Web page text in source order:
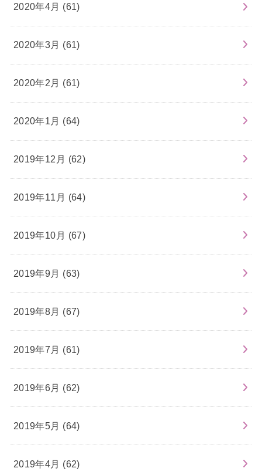
2020年4月 (61)
2020年3月 (61)
2020年2月 (61)
2020年1月 (64)
2019年12月 (62)
2019年11月 (64)
2019年10月 (67)
2019年9月 (63)
2019年8月 (67)
2019年7月 (61)
2019年6月 (62)
2019年5月 (64)
2019年4月 (62)